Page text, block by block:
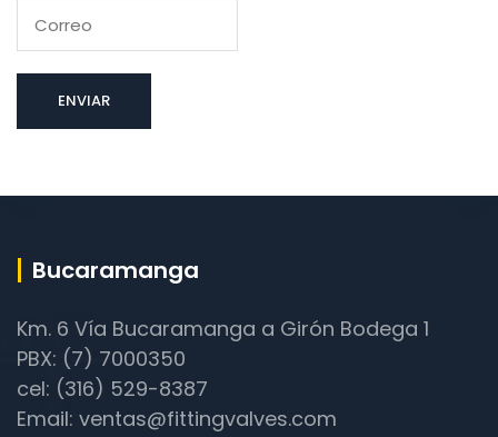
Bucaramanga
Km. 6 Vía Bucaramanga a Girón Bodega 1
PBX: (7) 7000350
cel: (316) 529-8387
Email: ventas@fittingvalves.com